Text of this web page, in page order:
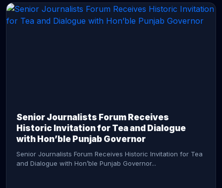
Senior Journalists Forum Receives
Historic Invitation for Tea and Dialogue
with Hon’ble Punjab Governor
Senior Journalists Forum Receives Historic Invitation for Tea
and Dialogue with Hon’ble Punjab Governor...